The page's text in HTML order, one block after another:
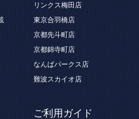
リンクス梅田店
東京合羽橋店
京都先斗町店
京都錦寺町店
なんばパークス店
難波スカイオ店
ご利用ガイド